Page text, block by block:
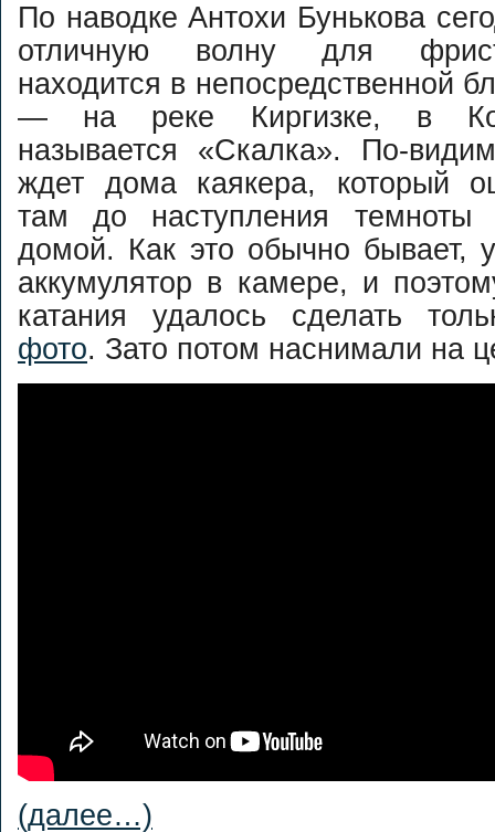
По наводке Антохи Бунькова
отличную волну для
находится в непосредственной
— на реке Киргизке, в
называется «Скалка». По-
ждет дома каякера, который
там до наступления темноты
домой. Как это обычно бывает,
аккумулятор в камере, и
катания удалось сделать
фото. Зато потом наснимали на
(далее…)